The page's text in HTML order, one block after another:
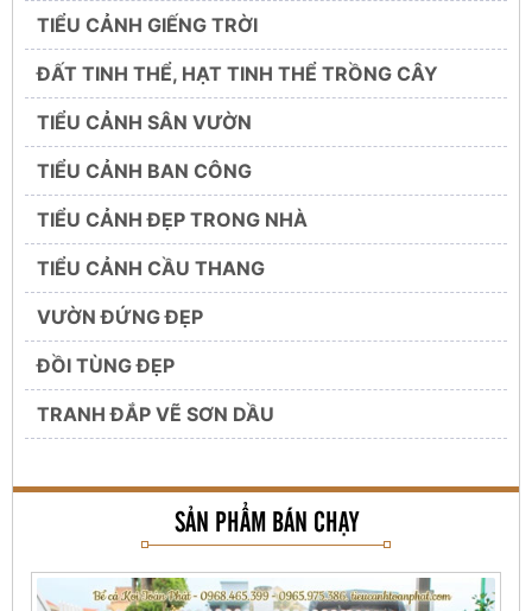
TIỂU CẢNH GIẾNG TRỜI
ĐẤT TINH THỂ, HẠT TINH THỂ TRỒNG CÂY
TIỂU CẢNH SÂN VƯỜN
TIỂU CẢNH BAN CÔNG
TIỂU CẢNH ĐẸP TRONG NHÀ
TIỂU CẢNH CẦU THANG
VƯỜN ĐỨNG ĐẸP
ĐỒI TÙNG ĐẸP
TRANH ĐẮP VẼ SƠN DẦU
SẢN PHẨM BÁN CHẠY